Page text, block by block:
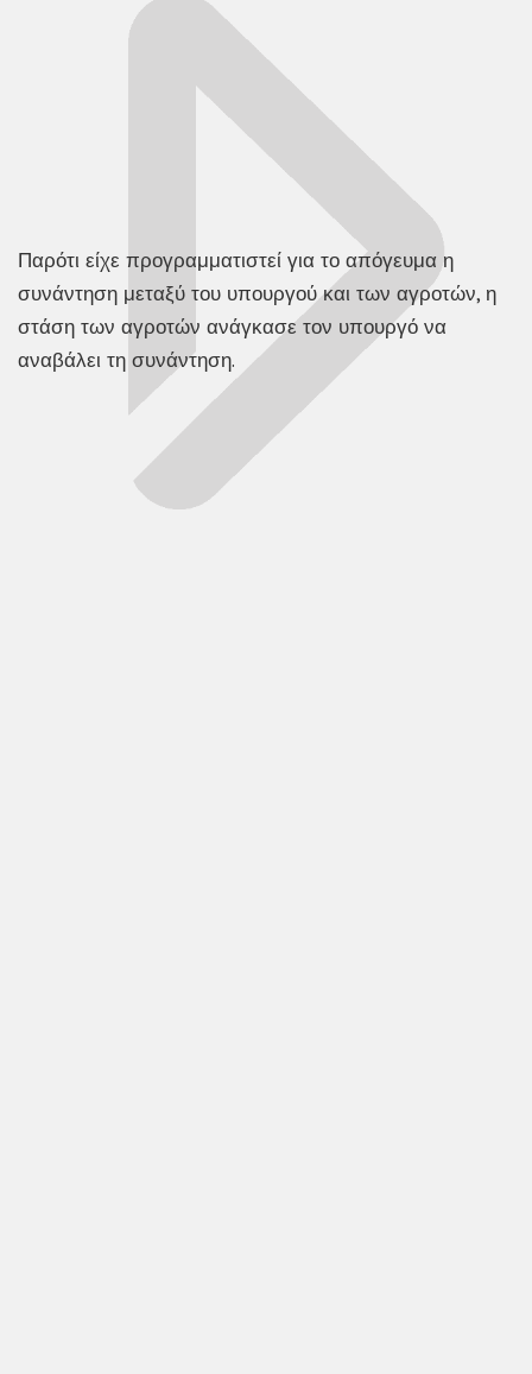
Παρότι είχε προγραμματιστεί για το απόγευμα η
συνάντηση μεταξύ του υπουργού και των αγροτών, η
στάση των αγροτών ανάγκασε τον υπουργό να
αναβάλει τη συνάντηση.